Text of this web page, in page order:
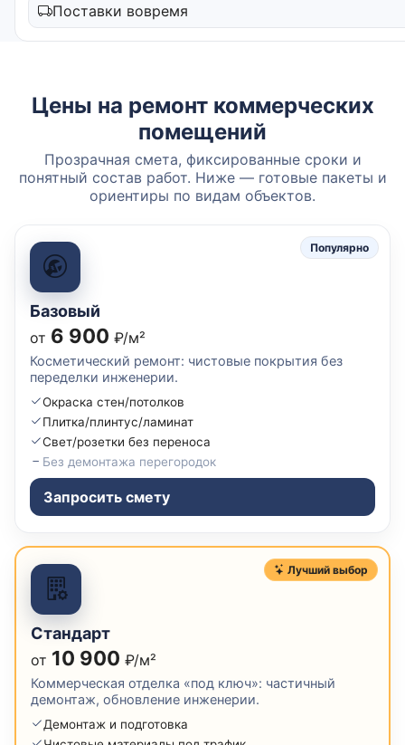
Поставки вовремя
Цены на ремонт коммерческих
помещений
Прозрачная смета, фиксированные сроки и
понятный состав работ. Ниже — готовые пакеты и
ориентиры по видам объектов.
Популярно
Базовый
от 6 900 ₽/м²
Косметический ремонт: чистовые покрытия без
переделки инженерии.
Окраска стен/потолков
Плитка/плинтус/ламинат
Свет/розетки без переноса
Без демонтажа перегородок
Запросить смету
Лучший выбор
Стандарт
от 10 900 ₽/м²
Коммерческая отделка «под ключ»: частичный
демонтаж, обновление инженерии.
Демонтаж и подготовка